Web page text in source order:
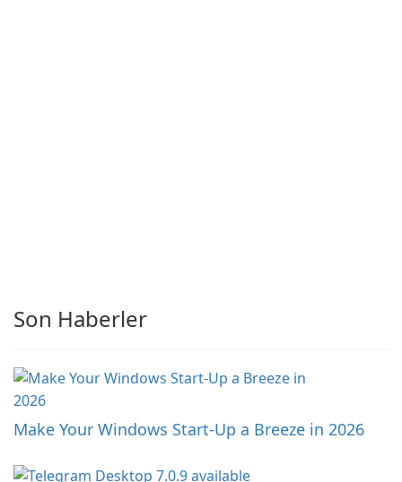
Son Haberler
Make Your Windows Start-Up a Breeze in 2026